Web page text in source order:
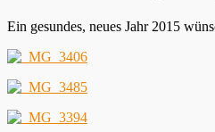
Ein gesundes, neues Jahr 2015